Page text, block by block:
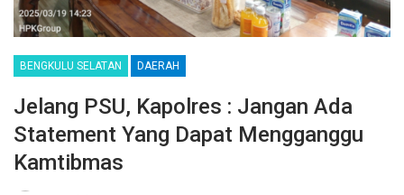
BENGKULU SELATAN DAERAH
Jelang PSU, Kapolres : Jangan Ada
Statement Yang Dapat Mengganggu
Kamtibmas